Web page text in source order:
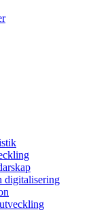
digitalisering